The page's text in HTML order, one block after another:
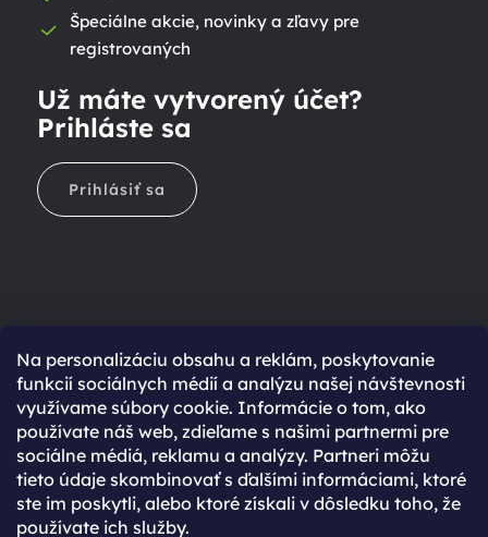
Na personalizáciu obsahu a reklám, poskytovanie
funkcií sociálnych médií a analýzu našej návštevnosti
využívame súbory cookie. Informácie o tom, ako
používate náš web, zdieľame s našimi partnermi pre
sociálne médiá, reklamu a analýzy. Partneri môžu
tieto údaje skombinovať s ďalšími informáciami, ktoré
ste im poskytli, alebo ktoré získali v dôsledku toho, že
používate ich služby.
Špeciálne akcie, novinky a zľavy pre
registrovaných
Už máte vytvorený účet?
Prihláste sa
Prihlásiť sa
Ešte nemáte účet?
Rýchlejší nákup vďaka uloženým údajom
Prehľad o stave objednávky
Kompletná história objednávok
Špeciálne akcie, novinky a zľavy pre registrovaných